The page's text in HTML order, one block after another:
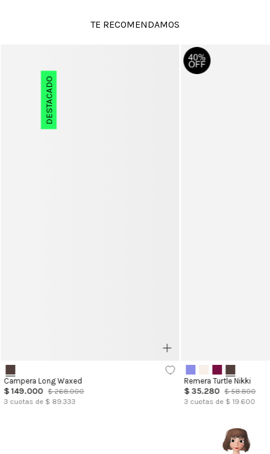
TE RECOMENDAMOS
DESTACADO
Campera Long Waxed
$149.000 $ 268.000
3 cuotas de $ 89.333
Remera Turtle Nikki
$ 35.280 $ 58.800
3 cuotas de $ 19.600